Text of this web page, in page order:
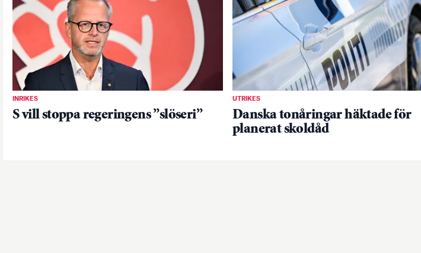
INRIKES
S vill stoppa regeringens ”slöseri”
UTRIKES
Danska tonåringar häktade för
planerat skoldåd